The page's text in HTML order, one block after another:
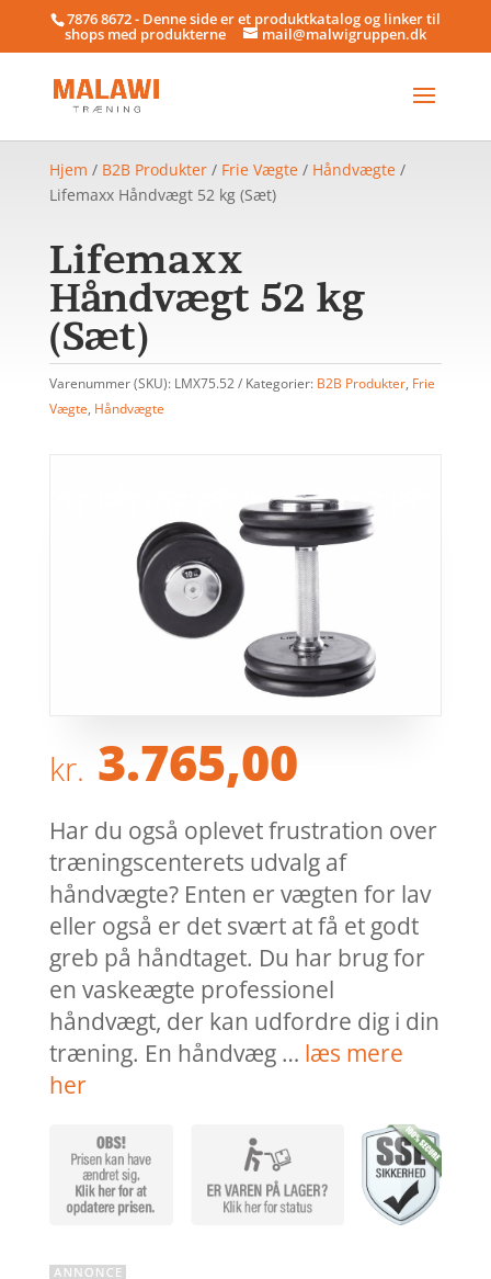
7876 8672 - Denne side er et produktkatalog og linker til
shops med produkterne mail@malwigruppen.dk
Hjem / B2B Produkter/ Frie Vægte/ Håndvægte/
Lifemaxx Håndvægt 52 kg (Sæt)
Lifemaxx
Håndvægt 52 kg
(Sæt)
Varenummer (SKU): LMX75.52 Kategorier: B2B Produkter, Frie
Vægte, Håndvægte
kr. 3.765,00
Har du også oplevet frustration over
træningscenterets udvalg af
håndvægte? Enten er vægten for lav
eller også er det svært at få et godt
greb på håndtaget. Du har brug for
en vaskeægte professionel
håndvægt, der kan udfordre dig i din
træning. En håndvæg … læs mere
her